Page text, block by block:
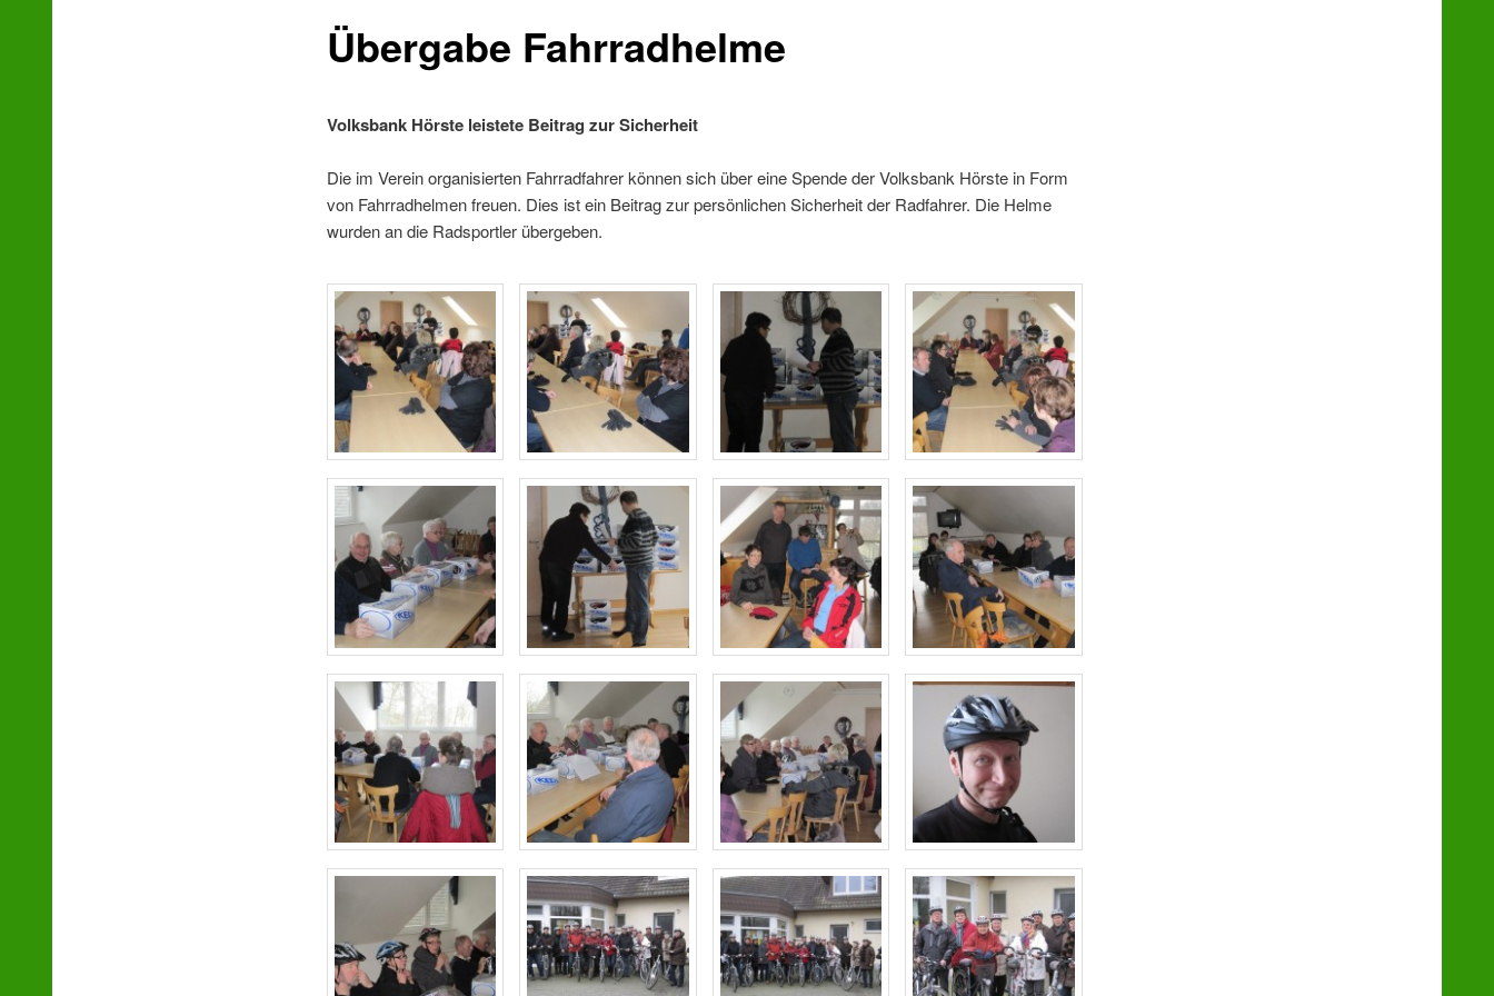
Übergabe Fahrradhelme
Volksbank Hörste leistete Beitrag zur Sicherheit
Die im Verein organisierten Fahrradfahrer können sich über eine Spende der Volksbank Hörste in Form
von Fahrradhelmen freuen. Dies ist ein Beitrag zur persönlichen Sicherheit der Radfahrer. Die Helme
wurden an die Radsportler übergeben.